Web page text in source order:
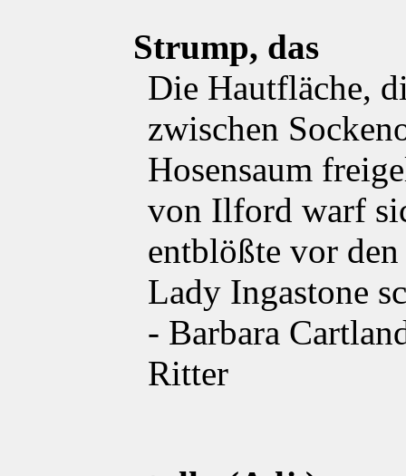
Strump, das
Die Hautfläche,
zwischen
Hosensaum
von Ilford warf
entblößte vor
Lady Ingastone
- Barbara
Ritter